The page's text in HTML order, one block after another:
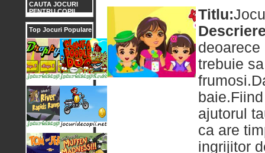
CAUTA JOCURI
PENTRU COPII
Top Jocuri Populare
Titlu:
trebuie
ajutorul
ca are
ingrijitor